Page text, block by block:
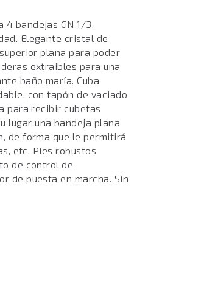
4 bandejas GN 1/3,
Elegante cristal de
plana para poder
extraibles para una
baño maría. Cuba
con tapón de vaciado
para recibir cubetas
lugar una bandeja plana
de forma que le permitirá
etc. Pies robustos
de control de
de puesta en marcha. Sin